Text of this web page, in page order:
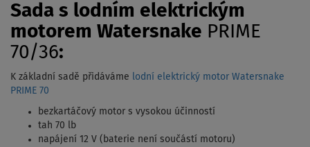
Sada s lodním elektrickým
motorem Watersnake PRIME
70/36:
K základní sadě přidáváme lodní elektrický motor Watersnake
PRIME 70
bezkartáčový motor s vysokou účinností
tah 70 lb
napájení 12 V (baterie není součástí motoru)